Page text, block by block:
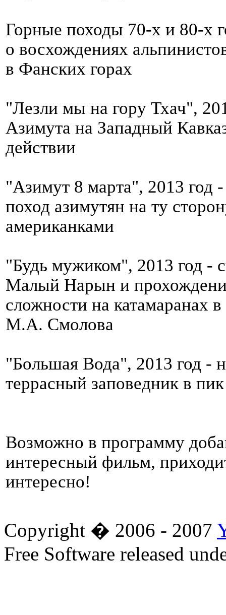
Горные походы 70-х и 80-х
о восхождениях
в Фанских горах
"Лезли мы на гору Тхач",
Азимута на Западный
действии
"Азимут 8 марта", 2013
поход азимутян на ту
американками
"Будь мужиком", 2013 год -
Малый Нарын и
сложности на катамаранах
М.А. Смолова
"Большая Вода", 2013 год -
террасный заповедник в
Возможно в программу
интересный фильм,
интересно!
Copyright � 2006 - 2007
Free Software released